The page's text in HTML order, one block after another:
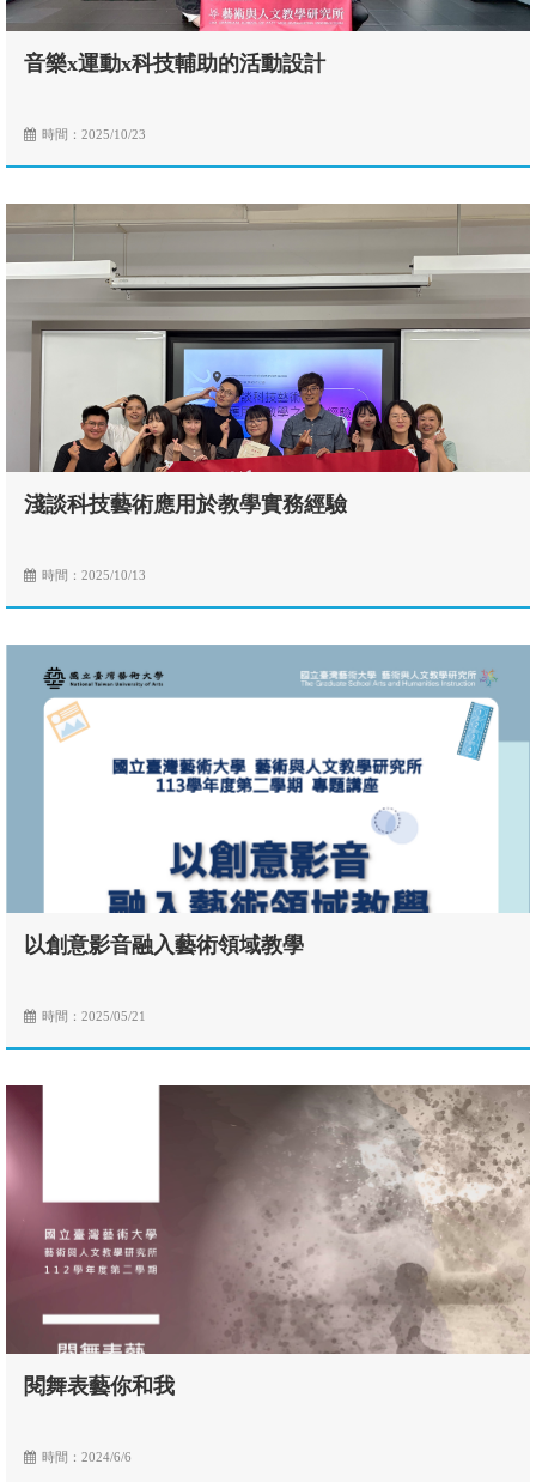
音樂x運動x科技輔助的活動設計
時間：2025/10/23
淺談科技藝術應用於教學實務經驗
時間：2025/10/13
以創意影音融入藝術領域教學
時間：2025/05/21
閱舞表藝你和我
時間：2024/6/6